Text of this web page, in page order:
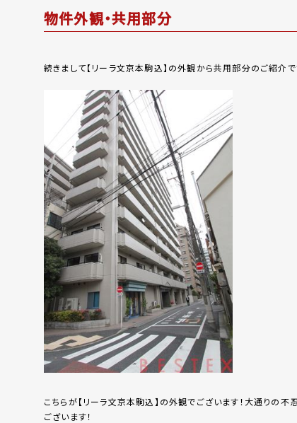
物件外観・共用部分
続きまして【リーラ文京本駒込】の外観から共用部分のご紹介で
こちらが【リーラ文京本駒込】の外観でございます！大通りの不
ございます！